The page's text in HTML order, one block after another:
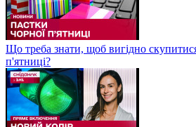
Що треба знати, щоб вигідно
п'ятниці?